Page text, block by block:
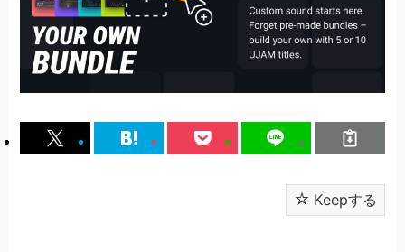
Keepする